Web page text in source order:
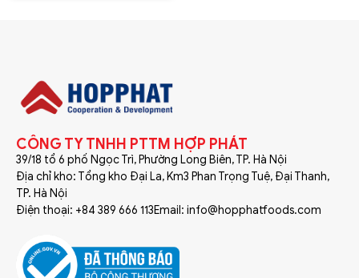
CÔNG TY TNHH PTTM HỢP PHÁT
39/18 tổ 6 phố Ngọc Trì, Phường Long Biên, TP. Hà Nội
Địa chỉ kho: Tổng kho Đại La, Km3 Phan Trọng Tuệ, Đại Thanh,
TP. Hà Nội
Điện thoại: +84 389 666 113Email: info@hopphatfoods.com